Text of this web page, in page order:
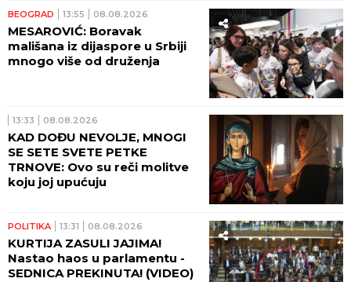
BEOGRAD 13:55 08.08.2026
MESAROVIĆ: Boravak
mališana iz dijaspore u Srbiji
mnogo više od druženja
13:33 08.08.2026
KAD DOĐU NEVOLJE, MNOGI
SE SETE SVETE PETKE
TRNOVE: Ovo su reči molitve
koju joj upućuju
POLITIKA 13:31 08.08.2026
KURTIJA ZASULI JAJIMA!
Nastao haos u parlamentu -
SEDNICA PREKINUTA! (VIDEO)